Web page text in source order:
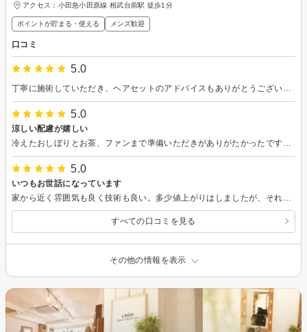
アクセス：小田急小田原線 相武台前駅 徒歩1分
ポイントが貯まる・使える メンズ歓迎
口コミ
5.0
5.0
涼しい配慮が嬉しい
5.0
いつもお世話になっています
すべての口コミを見る
その他の情報を表示